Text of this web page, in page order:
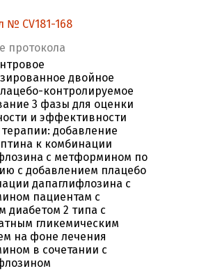
№ CV181-168
протокола
двойное
контролируемое
3 фазы для оценки
и эффективности
добавление
к комбинации
с метформином по
с добавлением плацебо
дапаглифлозина с
пациентам с
диабетом 2 типа c
гликемическим
на фоне лечения
в сочетании с